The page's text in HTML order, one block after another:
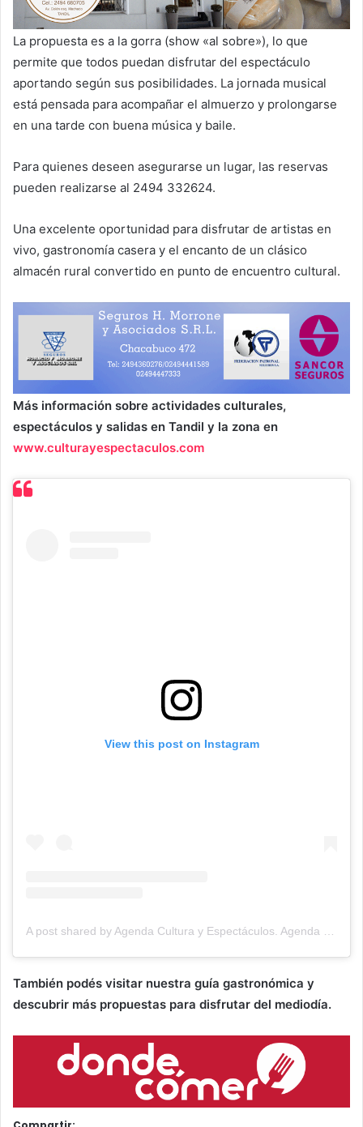
La propuesta es a la gorra (show «al sobre»), lo que
permite que todos puedan disfrutar del espectáculo
aportando según sus posibilidades. La jornada musical
está pensada para acompañar el almuerzo y prolongarse
en una tarde con buena música y baile.
Para quienes deseen asegurarse un lugar, las reservas
pueden realizarse al 2494 332624.
Una excelente oportunidad para disfrutar de artistas en
vivo, gastronomía casera y el encanto de un clásico
almacén rural convertido en punto de encuentro cultural.
Más información sobre actividades culturales,
espectáculos y salidas en Tandil y la zona en
www.culturayespectaculos.com
View this post on Instagram
También podés visitar nuestra guía gastronómica y
descubrir más propuestas para disfrutar del mediodía.